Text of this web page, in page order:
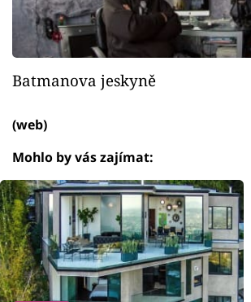
Batmanova jeskyně
(web)
Mohlo by vás zajímat: